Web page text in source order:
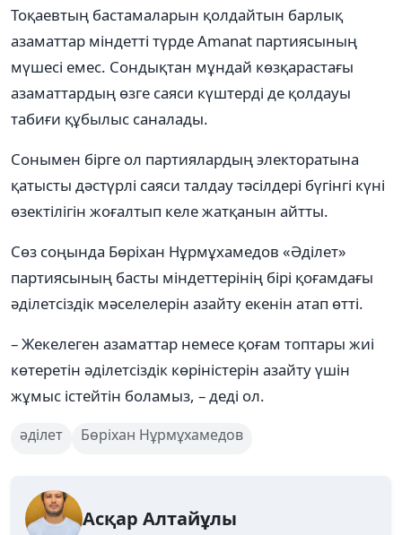
Тоқаевтың бастамаларын қолдайтын барлық
азаматтар міндетті түрде Amanat партиясының
мүшесі емес. Сондықтан мұндай көзқарастағы
азаматтардың өзге саяси күштерді де қолдауы
табиғи құбылыс саналады.
Сонымен бірге ол партиялардың электоратына
қатысты дәстүрлі саяси талдау тәсілдері бүгінгі күні
өзектілігін жоғалтып келе жатқанын айтты.
Сөз соңында Бөріхан Нұрмұхамедов «Әділет»
партиясының басты міндеттерінің бірі қоғамдағы
әділетсіздік мәселелерін азайту екенін атап өтті.
– Жекелеген азаматтар немесе қоғам топтары жиі
көтеретін әділетсіздік көріністерін азайту үшін
жұмыс істейтін боламыз, – деді ол.
әділет Бөріхан Нұрмұхамедов
Асқар Алтайұлы